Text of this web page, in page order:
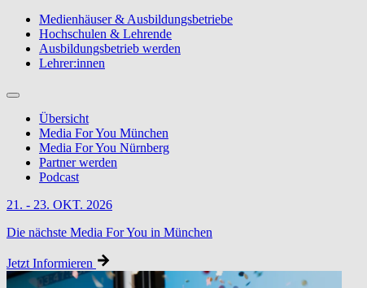
Medienhäuser & Ausbildungsbetriebe
Hochschulen & Lehrende
Ausbildungsbetrieb werden
Lehrer:innen
Übersicht
Media For You München
Media For You Nürnberg
Partner werden
Podcast
21. - 23. OKT. 2026
Die nächste Media For You in München
Jetzt Informieren